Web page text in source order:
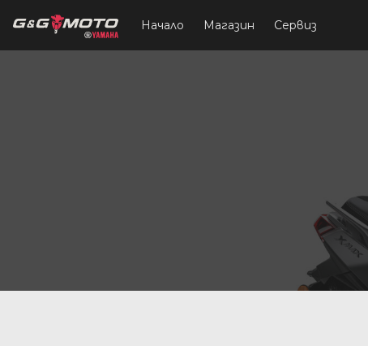
Начало Магазин Сервиз